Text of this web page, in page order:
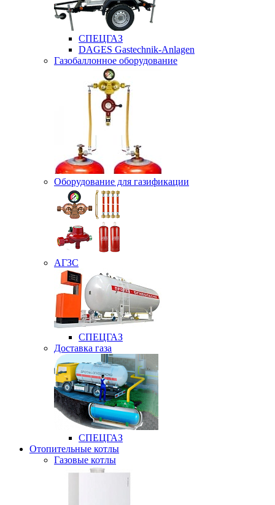
СПЕЦГАЗ
DAGES Gastechnik-Anlagen
Газобаллонное оборудование
Оборудование для газификации
АГЗС
СПЕЦГАЗ
Доставка газа
СПЕЦГАЗ
Отопительные котлы
Газовые котлы